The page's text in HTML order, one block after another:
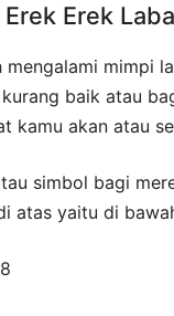
Erek Erek
mengalami mimpi
baik atau
kamu akan atau
simbol bagi
atas yaitu di